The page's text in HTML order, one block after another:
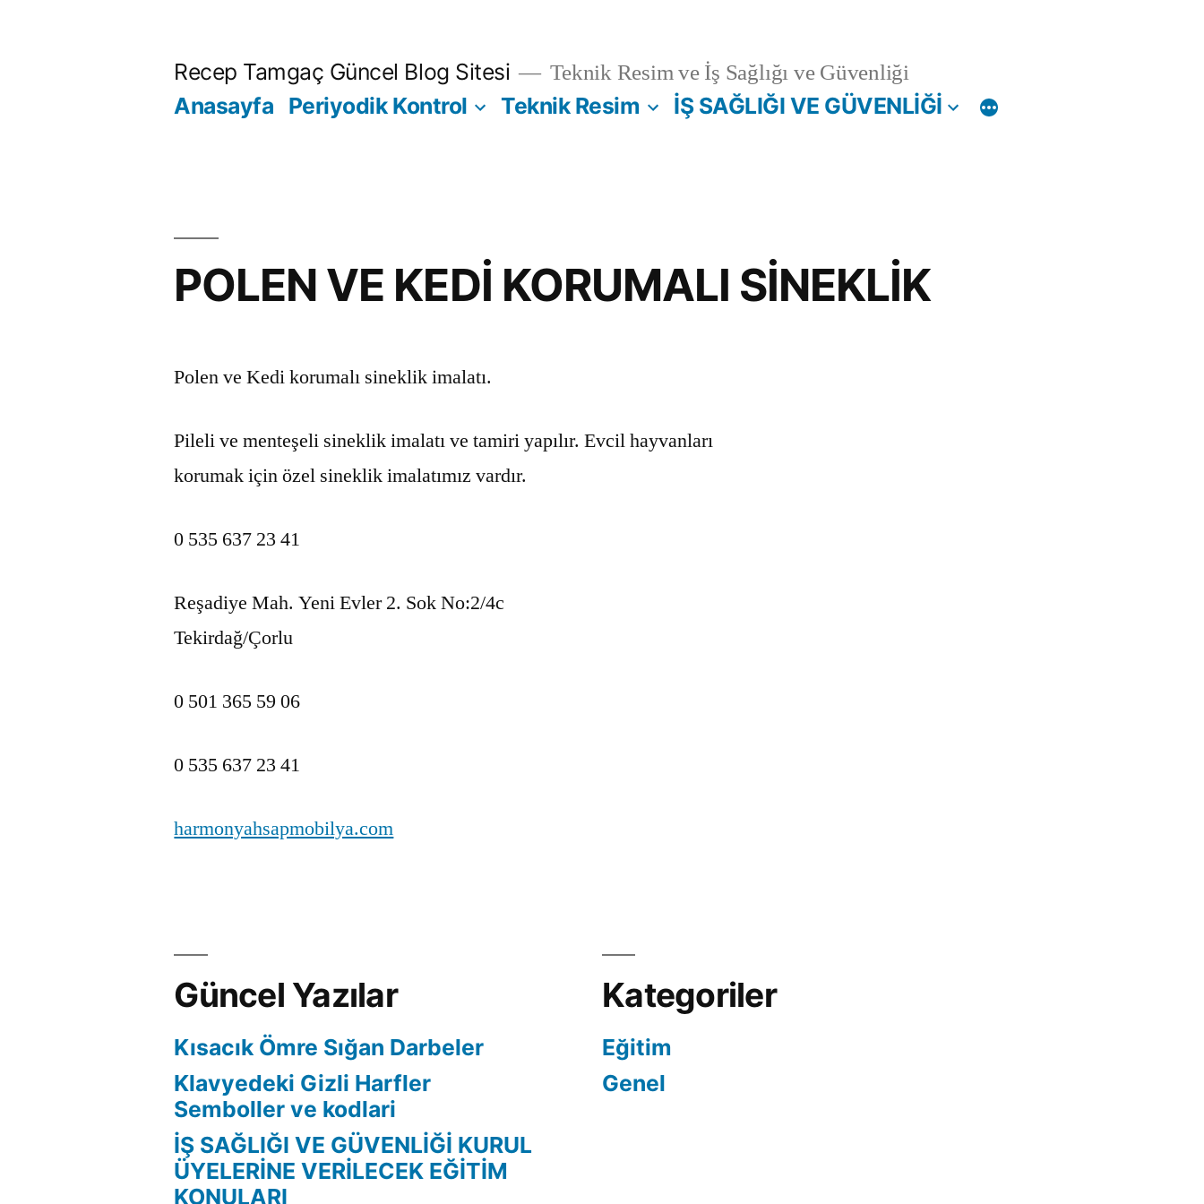
Recep Tamgaç Güncel Blog Sitesi Teknik Resim ve İş Sağlığı ve Güvenliği
Anasayfa Periyodik Kontrol Teknik Resim İŞ SAĞLIĞI VE GÜVENLİĞİ
POLEN VE KEDİ KORUMALI SİNEKLİK
Polen ve Kedi korumalı sineklik imalatı.
Pileli ve menteşeli sineklik imalatı ve tamiri yapılır. Evcil hayvanları
korumak için özel sineklik imalatımız vardır.
0 535 637 23 41
Reşadiye Mah. Yeni Evler 2. Sok No:2/4c
Tekirdağ/Çorlu
0 501 365 59 06
0 535 637 23 41
harmonyahsapmobilya.com
Güncel Yazılar
Kısacık Ömre Sığan Darbeler
Klavyedeki Gizli Harfler
Semboller ve kodlari
İŞ SAĞLIĞI VE GÜVENLİĞİ KURUL
ÜYELERİNE VERİLECEK EĞİTİM
KONULARI
Kategoriler
Eğitim
Genel